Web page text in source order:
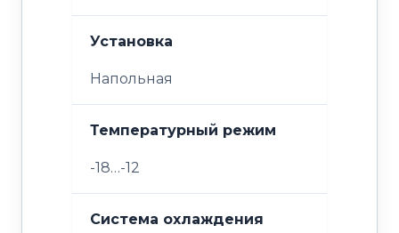
Установка
Напольная
Температурный режим
-18…-12
Система охлаждения